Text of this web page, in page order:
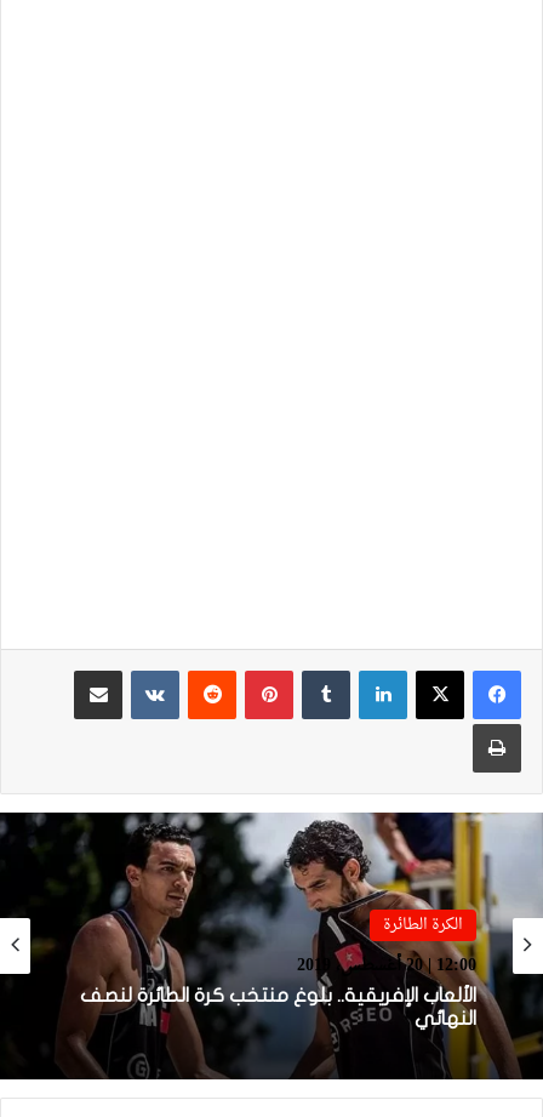
لينكدإن بينتيريست
مشاركة عبر البريد
طباعة
الكرة الطائرة
12:00 | 20 أغسطس، 2019
الألعاب الإفريقية.. بلوغ منتخب كرة الطائرة لنصف
النهائي
الكرة الطائرة
19:18 | 24 يوليو، 2019